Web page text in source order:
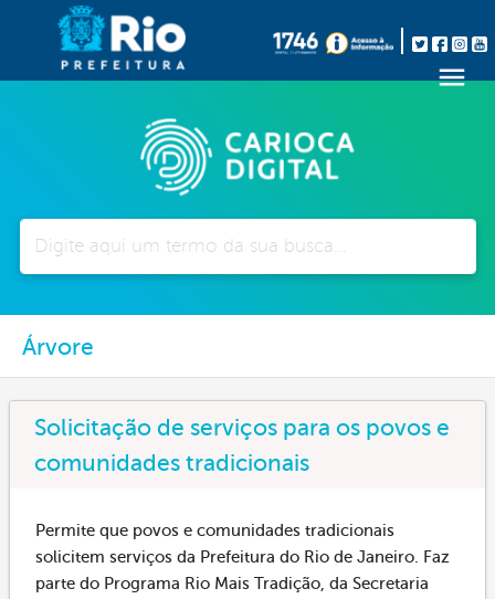
Árvore
Solicitação de serviços para os povos e
comunidades tradicionais
Permite que povos e comunidades tradicionais
solicitem serviços da Prefeitura do Rio de Janeiro. Faz
parte do Programa Rio Mais Tradição, da Secretaria